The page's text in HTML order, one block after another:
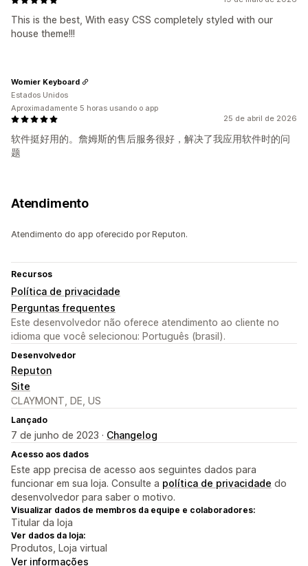
This is the best, With easy CSS completely styled with our
house theme!!!
25 de abril de 2026
软件挺好用的。詹姆斯的售后服务很好，解决了我应用软件时的问
题
Womier Keyboard
Estados Unidos
Aproximadamente 5 horas usando o app
Atendimento
Atendimento do app oferecido por Reputon.
Recursos
Política de privacidade
Perguntas frequentes
Este desenvolvedor não oferece atendimento ao cliente no
idioma que você selecionou: Português (brasil).
Desenvolvedor
Reputon
Site
CLAYMONT, DE, US
Lançado
7 de junho de 2023 · Changelog
Acesso aos dados
Este app precisa de acesso aos seguintes dados para
funcionar em sua loja. Consulte a política de privacidade do
desenvolvedor para saber o motivo.
Visualizar dados de membros da equipe e colaboradores:
Titular da loja
Ver dados da loja:
Produtos, Loja virtual
Ver informações